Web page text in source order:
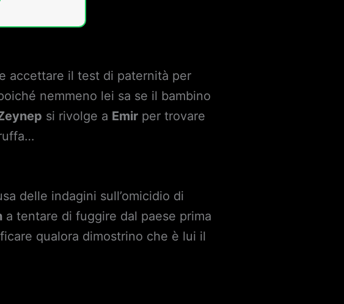
accettare il test di paternità per
nemmeno lei sa se il bambino
si rivolge a Emir per trovare
delle indagini sull’omicidio di
a tentare di fuggire dal paese prima
qualora dimostrino che è lui il